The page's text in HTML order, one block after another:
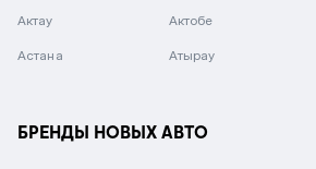
Актау Актобе
Астана Атырау
БРЕНДЫ НОВЫХ АВТО